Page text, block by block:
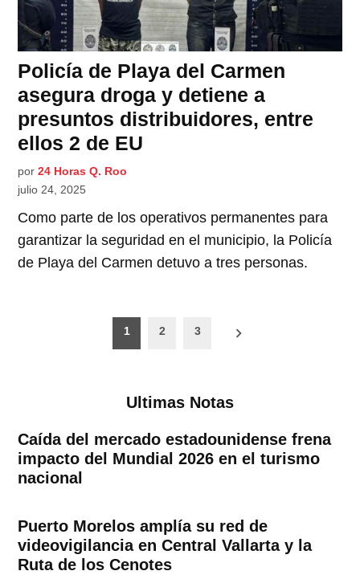
Policía de Playa del Carmen
asegura droga y detiene a
presuntos distribuidores, entre
ellos 2 de EU
por 24 Horas Q. Roo
julio 24, 2025
Como parte de los operativos permanentes para
garantizar la seguridad en el municipio, la Policía
de Playa del Carmen detuvo a tres personas.
1 2 3
Ultimas Notas
Caída del mercado estadounidense frena
impacto del Mundial 2026 en el turismo
nacional
Puerto Morelos amplía su red de
videovigilancia en Central Vallarta y la
Ruta de los Cenotes